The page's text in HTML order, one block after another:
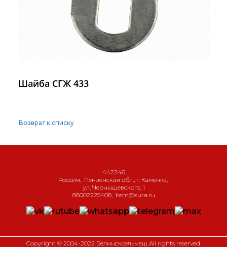
Шайба СГЖ 433
Возврат к списку
442246
Россия
Пензенская обл., г. Каменка
ул. Чернышевского, 1
88002225408, bsm@sura.ru
Copyright © 2004-2022 Белинсксельмаш All rights reserved.